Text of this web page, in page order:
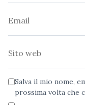
Salva il mio nome,
prossima volta che